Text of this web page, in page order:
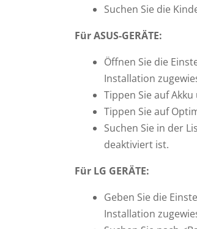
Suchen Sie die
Für ASUS-GERÄTE:
Öffnen Sie die
Installation
Tippen Sie auf
Tippen Sie auf
Suchen Sie in der
deaktiviert ist.
Für LG GERÄTE:
Geben Sie die
Installation